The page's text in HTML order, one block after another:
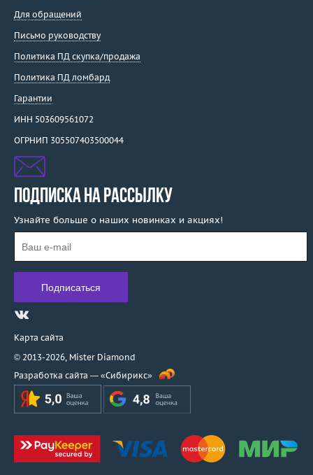
Для обращений
Письмо руководству
Политика ПД скупка/продажа
Политика ПД ломбард
Гарантии
ИНН 503609561072
ОГРНИП 305507403500044
ПОДПИСКА НА РАССЫЛКУ
Узнайте больше о наших новинках и акциях!
Карта сайта
© 2013-2026, Mister Diamond
Разработка сайта — «Сибирикс»